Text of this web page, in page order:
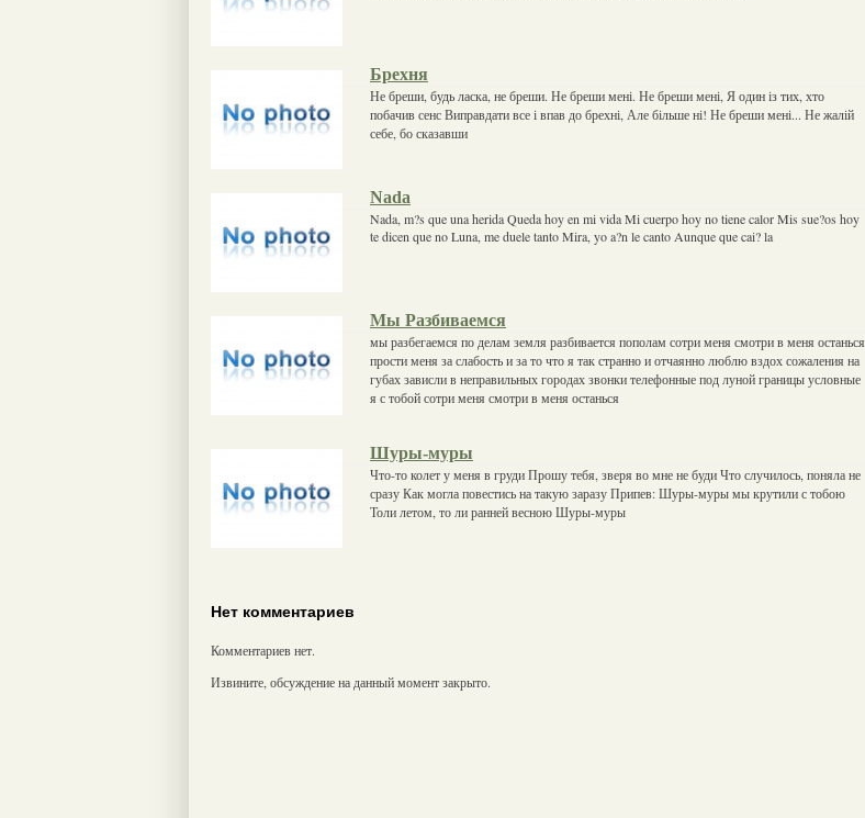
Брехня
Не бреши, будь ласка, не бреши. Не бреши мені. Не бреши мені, Я один із тих, хто
побачив сенс Виправдати все і впав до брехні, Але більше ні! Не бреши мені... Не жалій
себе, бо сказавши
Nada
Nada, m?s que una herida Queda hoy en mi vida Mi cuerpo hoy no tiene calor Mis sue?os hoy
te dicen que no Luna, me duele tanto Mira, yo a?n le canto Aunque que cai? la
Мы Разбиваемся
мы разбегаемся по делам земля разбивается пополам сотри меня смотри в меня останься
прости меня за слабость и за то что я так странно и отчаянно люблю вздох сожаления на
губах зависли в неправильных городах звонки телефонные под луной границы условные
я с тобой сотри меня смотри в меня останься
Шуры-муры
Что-то колет у меня в груди Прошу тебя, зверя во мне не буди Что случилось, поняла не
сразу Как могла повестись на такую заразу Припев: Шуры-муры мы крутили с тобою
Толи летом, то ли ранней весною Шуры-муры
Нет комментариев
Комментариев нет.
Извините, обсуждение на данный момент закрыто.